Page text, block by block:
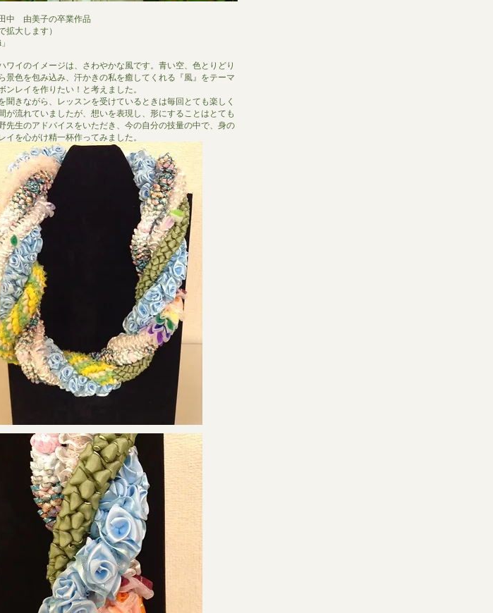
中 由美子の卒業作品
拡大します）
ワイのイメージは、さわやかな風です。青い空、色とりどり
景色を包み込み、汗かきの私を癒してくれる『風』をテーマ
ンレイを作りたい！と考えました。
聞きながら、レッスンを受けているときは毎回とても楽しく
が流れていましたが、想いを表現し、形にすることはとても
先生のアドバイスをいただき、今の自分の技量の中で、身の
イを心がけ精一杯作ってみました。